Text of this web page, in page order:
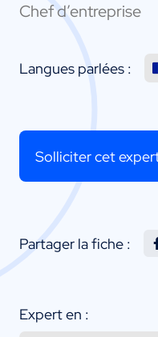
Chef d’entreprise
Langues parlées :
Solliciter cet
Partager la fiche :
Expert en :